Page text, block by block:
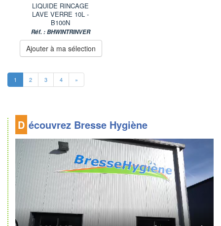
LIQUIDE RINCAGE
LAVE VERRE 10L -
B100N
Réf. : BHWINTRINVER
Ajouter à ma sélection
1 2 3 4 »
Découvrez Bresse Hygiène